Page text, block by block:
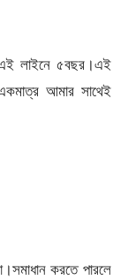
লাইনে ৫বছর।এই
আমার সাথেই
করতে পারলে